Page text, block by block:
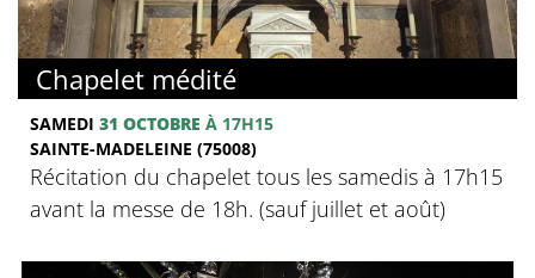
Chapelet médité
SAMEDI 31 OCTOBRE À 17H15
SAINTE-MADELEINE (75008)
Récitation du chapelet tous les samedis à 17h15
avant la messe de 18h. (sauf juillet et août)